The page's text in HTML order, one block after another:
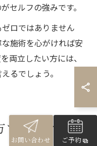
セルフの強みです。
ロではありません
施術を心がければ安
両立したい方には、
るでしょう。
で差がつく
お問い合わせ ご予約